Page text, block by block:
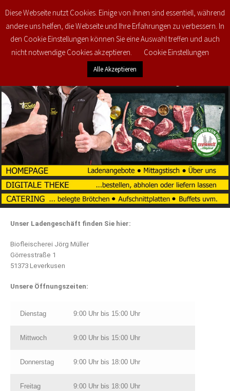
€ 0,00 0
Unser Ladengeschäft finden Sie hier:
Biofleischerei Jörg Müller
Görresstraße 1
51373 Leverkusen
Unsere Öffnungszeiten:
Dienstag 9:00 Uhr bis 15:00 Uhr
Mittwoch 9:00 Uhr bis 15:00 Uhr
Donnerstag 9:00 Uhr bis 18:00 Uhr
Freitag 9:00 Uhr bis 18:00 Uhr
Diese Webseite nutzt Cookies. Einige von ihnen sind essentiell, während
andere uns helfen, die Webseite und Ihre Erfahrungen zu verbessern. In
den Cookie Einstellungen können Sie eine Auswahl treffen und auch
nicht notwendige Cookies akzeptieren.
Cookie Einstellungen
Alle Akzeptieren